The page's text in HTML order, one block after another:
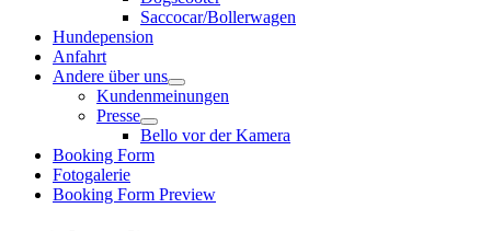
öffnen
Saccocar/Bollerwagen
Hundepension
Anfahrt
Andere über uns
Untermenü
öffnen
Kundenmeinungen
Presse
Untermenü
öffnen
Bello vor der Kamera
Booking Form
Fotogalerie
Booking Form Preview